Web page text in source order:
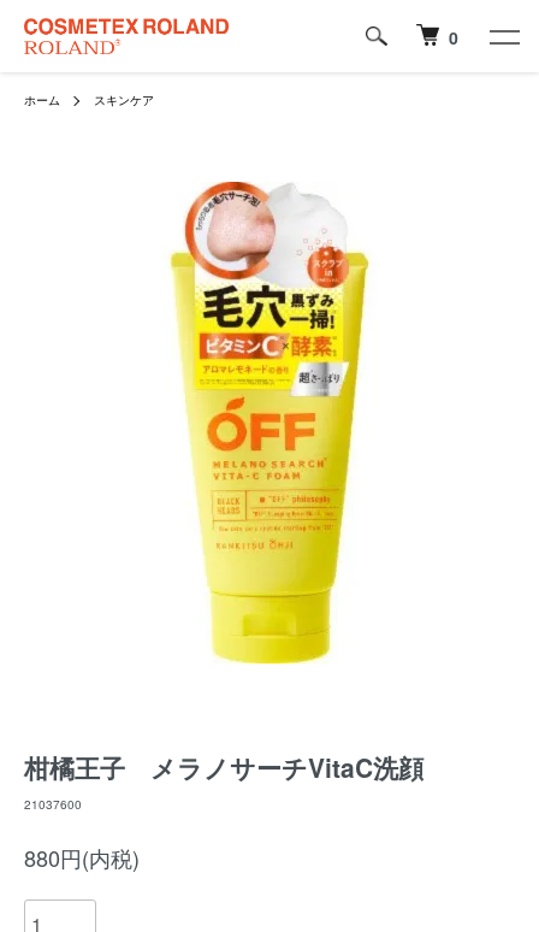
0
ホーム スキンケア
柑橘王子 メラノサーチVitaC洗顔
21037600
880円(内税)